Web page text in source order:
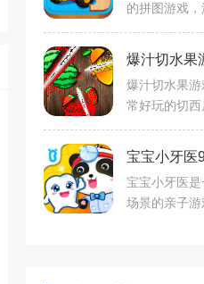
的拼图游戏，
以经典的卡
可以提高小
爆汁切水果
常好玩的切西
度噢，游戏
卡让你完成的
宝宝小牙医
宝宝小牙医
场景的亲子游